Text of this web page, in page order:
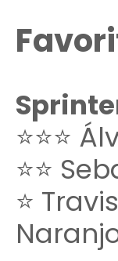
⭐⭐⭐
⭐⭐
⭐